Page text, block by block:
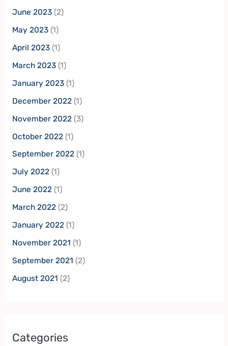
June 2023(2)
May 2023(1)
April 2023(1)
March 2023(1)
January 2023(1)
December 2022(1)
November 2022(3)
October 2022 (1)
September 2022(1)
July 2022(1)
June 2022(1)
March 2022(2)
January 2022(1)
November 2021 (1)
September 2021 (2)
August 2021 (2)
Categories